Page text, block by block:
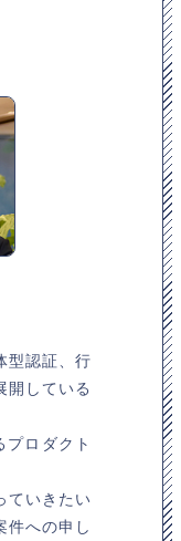
型認証、行
開している
ロダクト
ていきたい
件への申し